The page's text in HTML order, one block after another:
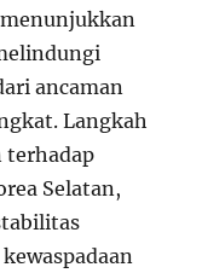
ancaman
Langkah
Selatan,